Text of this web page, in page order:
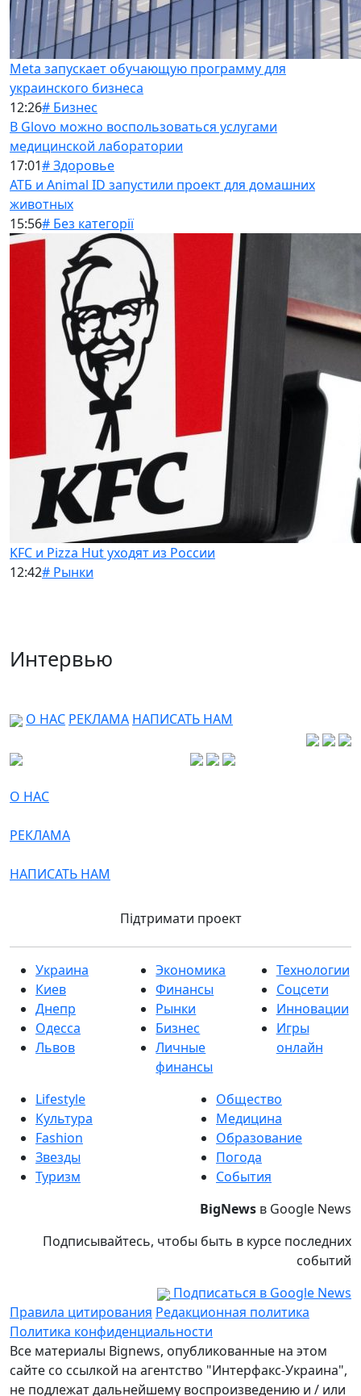
Meta запускает обучающую программу для
украинского бизнеса
12:26# Бизнес
В Glovo можно воспользоваться услугами
медицинской лаборатории
17:01# Здоровье
АТБ и Animal ID запустили проект для домашних
животных
15:56# Без категорії
KFC и Pizza Hut уходят из России
12:42# Рынки
Интервью
О НАС РЕКЛАМА НАПИСАТЬ НАМ
О НАС
РЕКЛАМА
НАПИСАТЬ НАМ
Підтримати проект
Украина
Киев
Днепр
Одесса
Львов
Экономика
Финансы
Рынки
Бизнес
Личные
финансы
Технологии
Соцсети
Инновации
Игры
онлайн
Lifestyle
Культура
Fashion
Звезды
Туризм
Общество
Медицина
Образование
Погода
События
BigNews в Google News
Подписывайтесь, чтобы быть в курсе последних
событий
Подписаться в Google News
Правила цитирования Редакционная политика
Политика конфиденциальности
Все материалы Bignews, опубликованные на этом
сайте со ссылкой на агентство "Интерфакс-Украина",
не подлежат дальнейшему воспроизведению и / или